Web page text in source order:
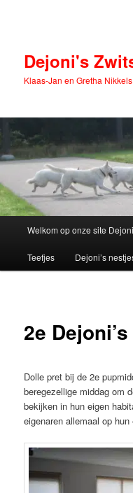
inhoudDejoni's
Klaas-Jan en Gretha Nikkels
Welkom op onze site
Teefjes Dejoni’s
2e
Dolle pret bij de 2e
beregezellige middag om
bekijken in hun eigen
eigenaren allemaal op hun